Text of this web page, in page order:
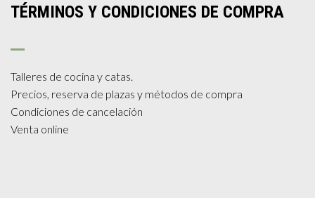
TÉRMINOS Y CONDICIONES DE COMPRA
Talleres de cocina y catas.
Precios, reserva de plazas y métodos de compra
Condiciones de cancelación
Venta online